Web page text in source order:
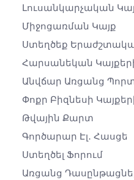
Լուսանկարչական
Միջոցառման Կայք
Ստեղծեք
Հարսանեկան
Անվճար Առցանց
Փոքր Բիզնեսի
Թվային Քարտ
Գործարար Էլ․ Հասցե
Ստեղծել Ֆորում
Առցանց